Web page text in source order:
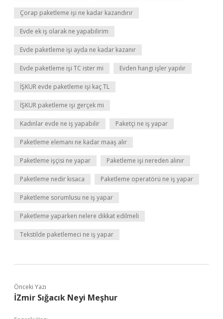
Çorap paketleme işi ne kadar kazandırır
Evde ek iş olarak ne yapabilirim
Evde paketleme işi ayda ne kadar kazanır
Evde paketleme işi TC ister mi Evden hangi işler yapılır
İŞKUR evde paketleme işi kaç TL
İŞKUR paketleme işi gerçek mi
Kadınlar evde ne iş yapabilir Paketçi ne iş yapar
Paketleme elemanı ne kadar maaş alır
Paketleme işçisi ne yapar Paketleme işi nereden alınır
Paketleme nedir kısaca Paketleme operatörü ne iş yapar
Paketleme sorumlusu ne iş yapar
Paketleme yaparken nelere dikkat edilmeli
Tekstilde paketlemeci ne iş yapar
Önceki Yazı
İZmir Sığacık Neyi Meşhur